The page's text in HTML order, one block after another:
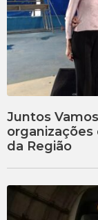
Juntos
organizações
da Região